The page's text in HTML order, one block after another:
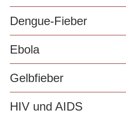
Dengue-Fieber
Ebola
Gelbfieber
HIV und AIDS